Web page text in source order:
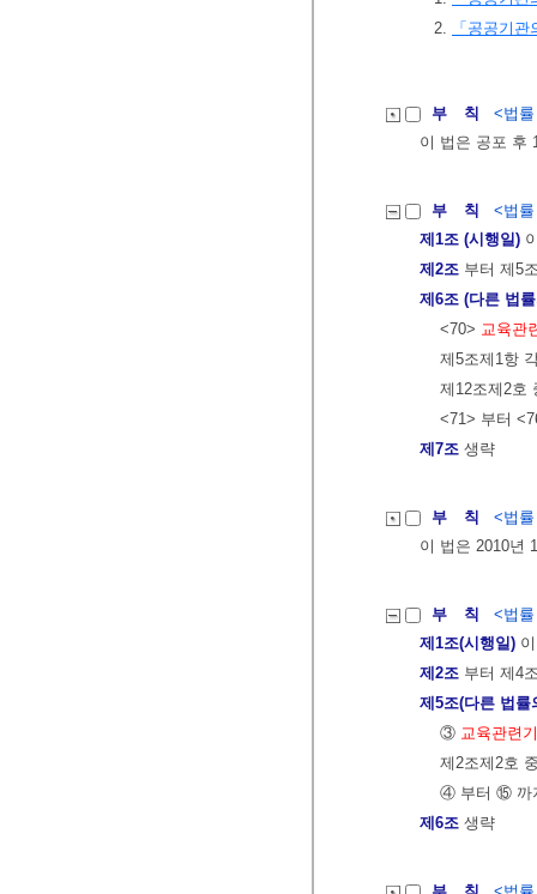
2.
「공공기
부 칙
<법
이 법은 공포 후
부 칙
<법
제1조 (시행일)
제2조 부터 제5
제6조 (다른 법
<70> 교육관
제5조제1항
제12조제2호
<71> 부터
제7조 생략
부 칙
<법
이 법은 2010년
부 칙
<법
제1조(시행일)
제2조 부터 제4
제5조(다른 법률
③ 교육관련
제2조제2호
④ 부터 ⑮ 까
제6조 생략